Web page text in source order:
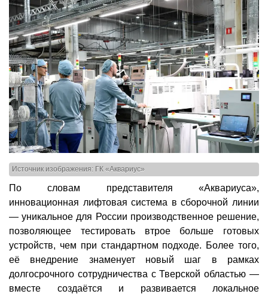
Источник изображения: ГК «Аквариус»
По словам представителя «Аквариуса»,
инновационная лифтовая система в сборочной линии
— уникальное для России производственное решение,
позволяющее тестировать втрое больше готовых
устройств, чем при стандартном подходе. Более того,
её внедрение знаменует новый шаг в рамках
долгосрочного сотрудничества с Тверской областью —
вместе создаётся и развивается локальное